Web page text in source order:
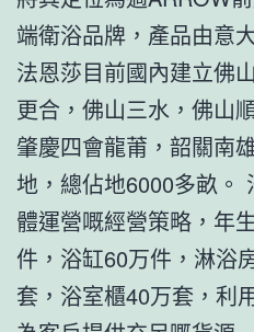
端衛浴品牌，產品由意
法恩莎目前國內建立佛
更合，佛山三水，佛山
肇慶四會龍莆，韶關南
地，總佔地6000多畝。
體運營嘅經營策略，年
件，浴缸60万件，淋浴
套，浴室櫃40万套，利